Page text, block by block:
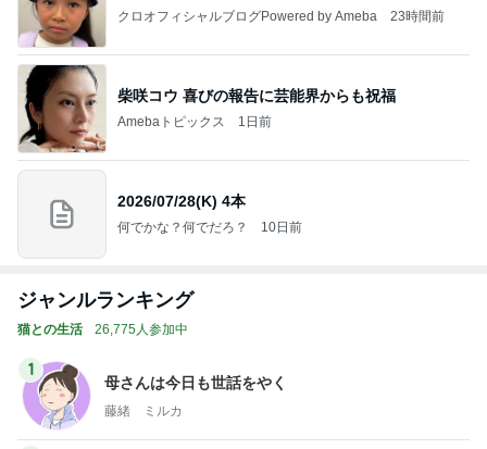
クロオフィシャルブログPowered by Ameba 23時間前
柴咲コウ 喜びの報告に芸能界からも祝福
Amebaトピックス 1日前
2026/07/28(K) 4本
何でかな？何でだろ？ 10日前
ジャンルランキング
猫との生活 26,775人参加中
1
母さんは今日も世話をやく
藤緒 ミルカ